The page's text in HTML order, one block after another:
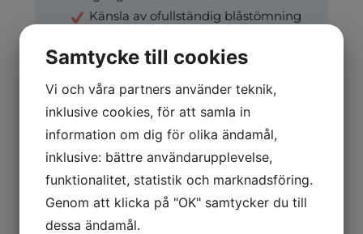
Känsla av ofullständig blåstömning
bäcken
Regelbunden PSA‑kontroll kan
upptäcka cancer innan symtom märks.
Prata med din läkare om du är över 50
år eller har ärftlighet.Läs mer om
prostatacancer >
Samtycke till cookies
Vi och våra partners använder teknik,
inklusive cookies, för att samla in
information om dig för olika ändamål,
inklusive: bättre användarupplevelse,
funktionalitet, statistik och marknadsföring.
Genom att klicka på "OK" samtycker du till
dessa ändamål.